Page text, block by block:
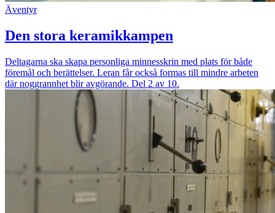
Äventyr
Den stora keramikkampen
Deltagarna ska skapa personliga minnesskrin med plats för både
föremål och berättelser. Leran får också formas till mindre arbeten
där noggrannhet blir avgörande. Del 2 av 10.